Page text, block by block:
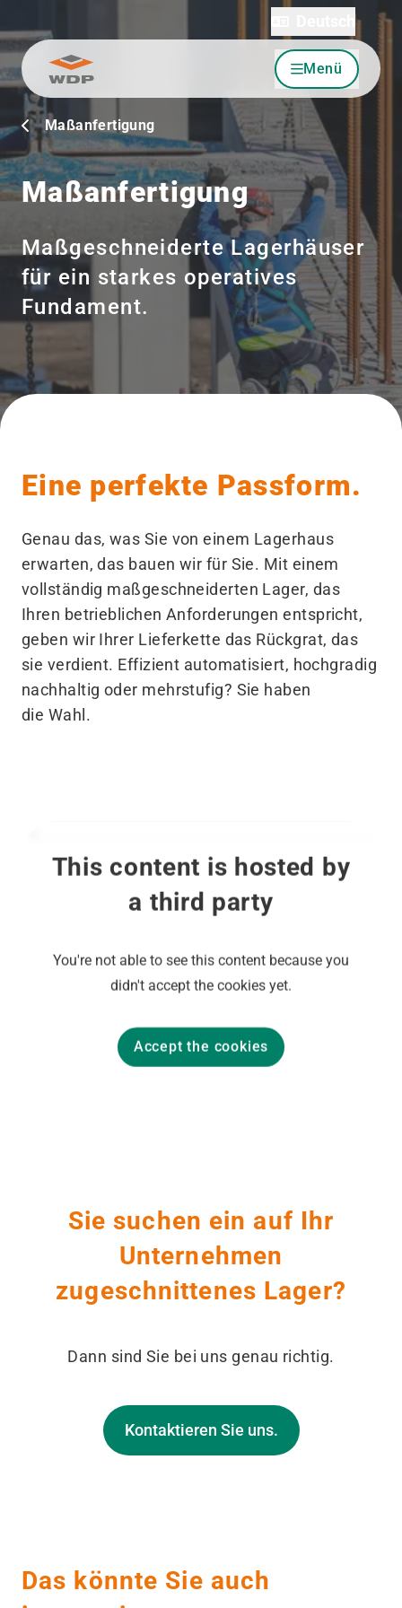
Zum Inhalt wechseln Menü
Maßanfertigung
Maßanfertigung
Maßgeschneiderte Lagerhäuser
für ein starkes operatives
Fundament.
Eine perfekte Passform.
Genau das, was Sie von einem Lagerhaus
erwarten, das bauen wir für Sie. Mit einem
vollständig maßgeschneiderten Lager, das
Ihren betrieblichen Anforderungen entspricht,
geben wir Ihrer Lieferkette das Rückgrat, das
sie verdient. Effizient automatisiert, hochgradig
nachhaltig oder mehrstufig? Sie haben
die Wahl.
This content is hosted by
a third party
You're not able to see this content because you
didn't accept the cookies yet.
Accept the cookies
Sie suchen ein auf Ihr
Unternehmen
zugeschnittenes Lager?
Dann sind Sie bei uns genau richtig.
Kontaktieren Sie uns.
Das könnte Sie auch